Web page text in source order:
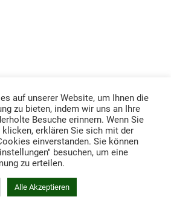
auf unserer Website, um Ihnen die
zu bieten, indem wir uns an Ihre
Besuche erinnern. Wenn Sie
klicken, erklären Sie sich mit der
einverstanden. Sie können
besuchen, um eine
zu erteilen.
Alle Akzeptieren